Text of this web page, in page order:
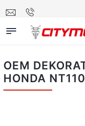
OEM
HONDA